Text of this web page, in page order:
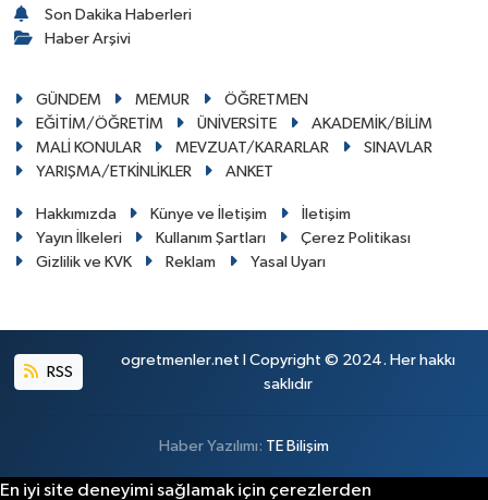
Son Dakika Haberleri
Haber Arşivi
GÜNDEM MEMUR
ÖĞRETMEN
EĞİTİM/ÖĞRETİM
ÜNİVERSİTE
AKADEMİK/BİLİM
MALİ KONULAR
MEVZUAT/KARARLAR
SINAVLAR
YARIŞMA/ETKİNLİKLER
ANKET
Hakkımızda Künye ve İletişim
İletişim
Yayın İlkeleri
Kullanım Şartları
Çerez Politikası
Gizlilik ve KVK
Reklam Yasal Uyarı
RSS
ogretmenler.net I Copyright © 2024. Her hakkı
saklıdır
Haber Yazılımı: TE Bilişim
En iyi site deneyimi sağlamak için çerezlerden